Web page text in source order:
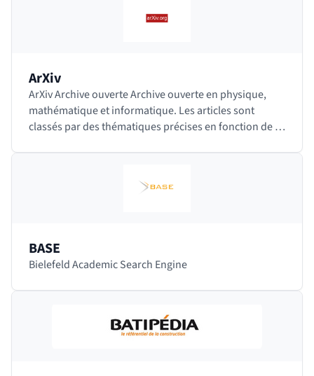
ArXiv
ArXiv Archive ouverte Archive ouverte en physique,
mathématique et informatique. Les articles sont
classés par des thématiques précises en fonction de la
BASE
Bielefeld Academic Search Engine